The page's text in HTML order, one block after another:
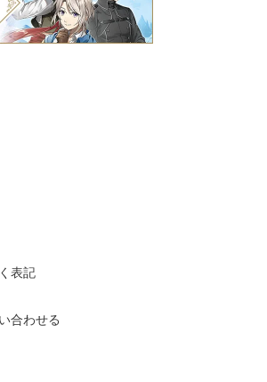
表記
合わせる